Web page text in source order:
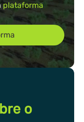
plataforma
o